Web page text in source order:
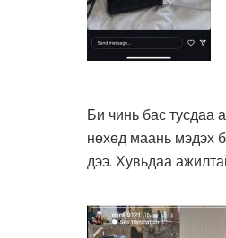
Би чинь бас тусдаа
нөхөд маань мэдэх
дээ. Хувьдаа